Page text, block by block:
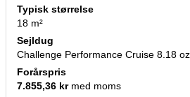
Typisk størrelse
18 m²
Sejldug
Challenge Performance Cruise 8.18
Forårspris
7.855,36 krmed moms